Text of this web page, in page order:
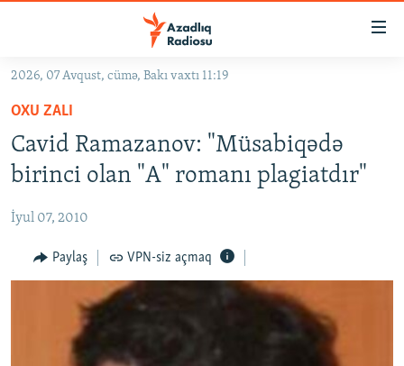
Əsas
qayıt
Əsas
naviqasiyaya
qayıt
Axtarışa
keç
#İZAHLA
KORRUPSIOMETR
FƏRQƏ BAX
QANUNI DOĞRU
MULTIMEDIA
RADIO ARXIV
2026, 07 Avqust, cümə, Bakı vaxtı 11:19
OXU ZALI
Cavid Ramazanov: "Müsabiqədə
birinci olan "A" romanı plagiatdır"
İyul 07, 2010
Paylaş VPN-siz açmaq